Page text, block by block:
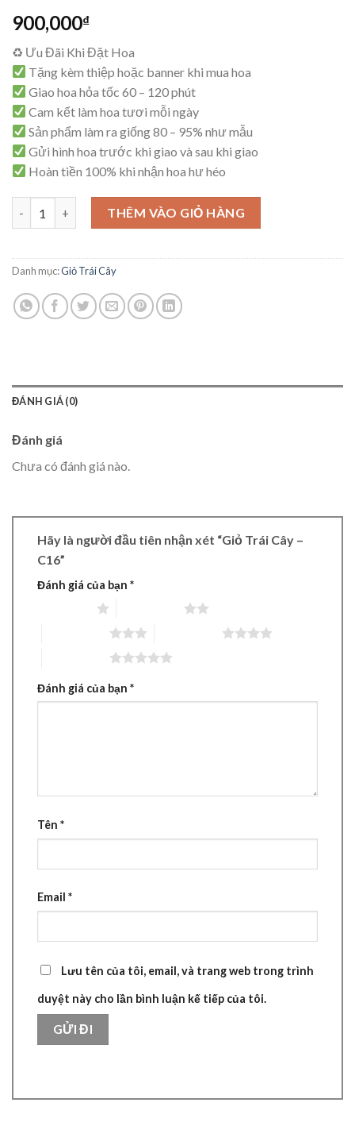
900,000₫
♻ Ưu Đãi Khi Đặt Hoa
Tặng kèm thiệp hoặc banner khi mua hoa
Giao hoa hỏa tốc 60 – 120 phút
Cam kết làm hoa tươi mỗi ngày
Sản phẩm làm ra giống 80 – 95% như mẫu
Gửi hình hoa trước khi giao và sau khi giao
Hoàn tiền 100% khi nhận hoa hư héo
Giỏ Trái Cây – C16 số lượngTHÊM VÀO GIỎ HÀNG
Danh mục:Giỏ Trái Cây
ĐÁNH GIÁ (0)
Đánh giá
Chưa có đánh giá nào.
Hãy là người đầu tiên nhận xét “Giỏ Trái Cây –
C16”
Đánh giá của bạn *
Đánh giá của bạn *
Tên *
Email *
Lưu tên của tôi, email, và trang web trong trình
duyệt này cho lần bình luận kế tiếp của tôi.